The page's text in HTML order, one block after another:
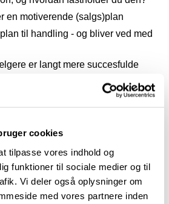
cookies
tilpasse vores indhold og
funktioner til sociale medier og til
Vi deler også oplysninger om
med vores partnere inden
en motiverende (salgs)plan
til handling - og bliver ved med
er langt mere succesfulde
der motiverer i en hektisk
motivationen oppe i modgang
din viden om salg og
for dig og dit produkt